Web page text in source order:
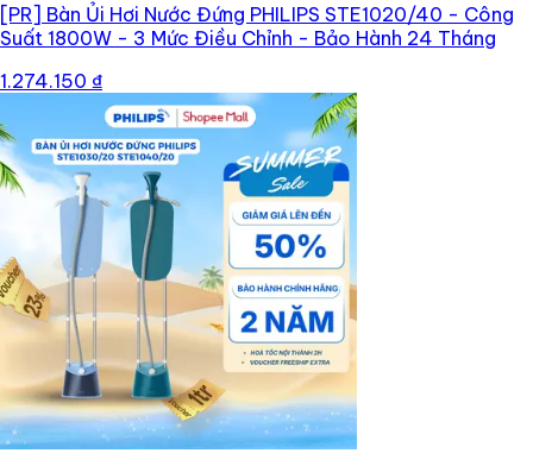
[PR] Bàn Ủi Hơi Nước Đứng PHILIPS STE1020/40 - Công
Suất 1800W - 3 Mức Điều Chỉnh - Bảo Hành 24 Tháng
1.274.150 ₫